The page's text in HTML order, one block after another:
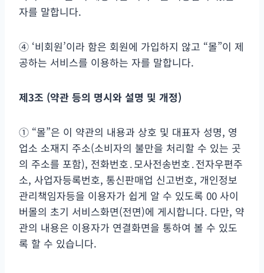
자를 말합니다.
④ ‘비회원’이라 함은 회원에 가입하지 않고 “몰”이 제
공하는 서비스를 이용하는 자를 말합니다.
제3조 (약관 등의 명시와 설명 및 개정)
① “몰”은 이 약관의 내용과 상호 및 대표자 성명, 영
업소 소재지 주소(소비자의 불만을 처리할 수 있는 곳
의 주소를 포함), 전화번호․모사전송번호․전자우편주
소, 사업자등록번호, 통신판매업 신고번호, 개인정보
관리책임자등을 이용자가 쉽게 알 수 있도록 00 사이
버몰의 초기 서비스화면(전면)에 게시합니다. 다만, 약
관의 내용은 이용자가 연결화면을 통하여 볼 수 있도
록 할 수 있습니다.